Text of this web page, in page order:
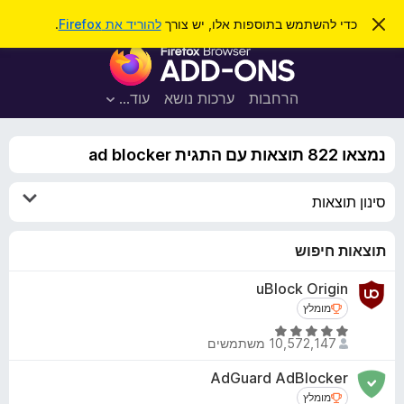
כדי להשתמש בתוספות אלו, יש צורךלהוריד את Firefox .
ס
י
ה
ת
ס
פ
ת
הרחבות ערכות נושא עוד…
ח
נמצאו 822 תוצאות עם התגית ad blocker
סינון תוצאות
תוצאות חיפוש
uBlock Origin
מומלץ
מומלץ
ד
י
ו
10,572,147 משתמשים
AdGuard AdBlocker
מומלץ
מומלץ